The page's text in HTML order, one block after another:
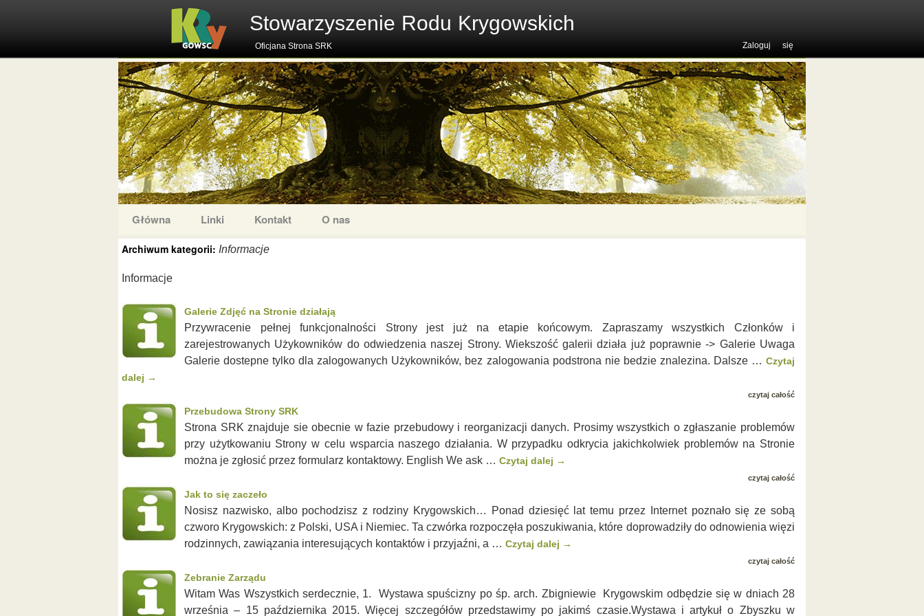
Stowarzyszenie Rodu Krygowskich
Oficjana Strona SRK Zaloguj się
Główna Linki Kontakt O nas
Archiwum kategorii: Informacje
Informacje
Galerie Zdjęć na Stronie działają
Przywracenie pełnej funkcjonalności Strony jest już na etapie końcowym. Zapraszamy wszystkich Członków i
zarejestrowanych Użykowników do odwiedzenia naszej Strony. Wiekszość galerii działa już poprawnie -> Galerie Uwaga
Galerie dostepne tylko dla zalogowanych Użykowników, bez zalogowania podstrona nie bedzie znalezina. Dalsze … Czytaj
dalej →
czytaj całość
Przebudowa Strony SRK
Strona SRK znajduje sie obecnie w fazie przebudowy i reorganizacji danych. Prosimy wszystkich o zgłaszanie problemów
przy użytkowaniu Strony w celu wsparcia naszego działania. W przypadku odkrycia jakichkolwiek problemów na Stronie
można je zgłosić przez formularz kontaktowy. English We ask … Czytaj dalej →
czytaj całość
Jak to się zaczeło
Nosisz nazwisko, albo pochodzisz z rodziny Krygowskich… Ponad dziesięć lat temu przez Internet poznało się ze sobą
czworo Krygowskich: z Polski, USA i Niemiec. Ta czwórka rozpoczęła poszukiwania, które doprowadziły do odnowienia więzi
rodzinnych, zawiązania interesujących kontaktów i przyjaźni, a … Czytaj dalej →
czytaj całość
Zebranie Zarządu
Witam Was Wszystkich serdecznie, 1. Wystawa spuścizny po śp. arch. Zbigniewie Krygowskim odbędzie się w dniach 28
września – 15 października 2015. Więcej szczegółów przedstawimy po jakimś czasie.Wystawa i artykuł o Zbyszku w